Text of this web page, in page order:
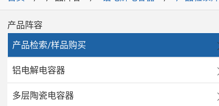
产品阵容
产品检索/样品购买
铝电解电容器
多层陶瓷电容器